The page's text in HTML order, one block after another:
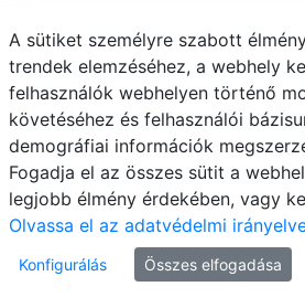
Médiaközpont
Adatvédelem
© MATE 2021
A sütiket személyre szabott
trendek elemzéséhez, a webhely
felhasználók webhelyen történő
követéséhez és felhasználói
demográfiai információk
Fogadja el az összes sütit a
legjobb élmény érdekében, vagy
Olvassa el az adatvédelmi
Konfigurálás Összes elfogadása